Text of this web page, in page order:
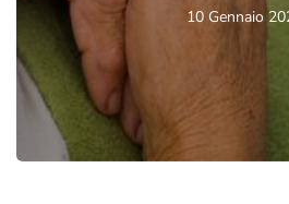
10 Gennaio